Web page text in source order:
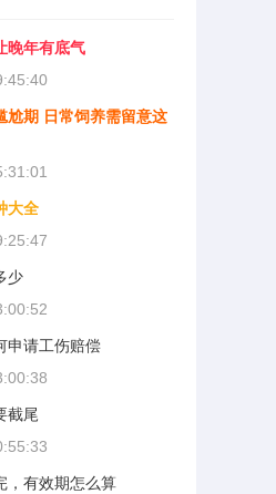
晚年有底气
尬期 日常饲养需留意这
大全
少
申请工伤赔偿
截尾
，有效期怎么算